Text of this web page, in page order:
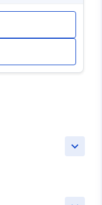
keyboard_arrow_down